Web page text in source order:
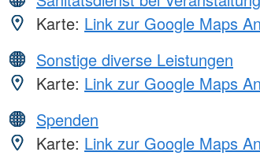
Karte: Link zur Google Maps
Sonstige diverse Leistungen
Karte: Link zur Google Maps
Spenden
Karte: Link zur Google Maps